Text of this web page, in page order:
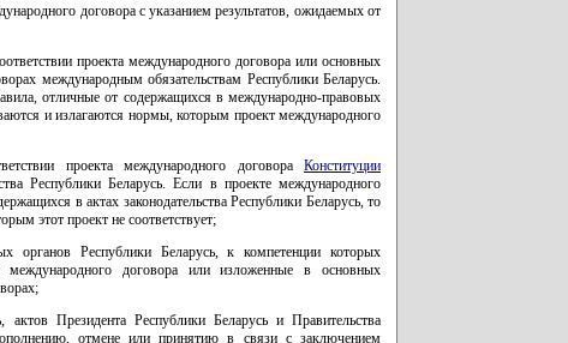
договора с указанием результатов, ожидаемых от
проекта международного договора или основных
международным обязательствам Республики Беларусь.
отличные от содержащихся в международно-правовых
и излагаются нормы, которым проект международного
проекта международного договораКонституции
Республики Беларусь. Если в проекте международного
в актах законодательства Республики Беларусь, то
этот проект не соответствует;
органов Республики Беларусь, к компетенции которых
международного договора или изложенные в основных
Президента Республики Беларусь и Правительства
отмене или принятию в связи с заключением